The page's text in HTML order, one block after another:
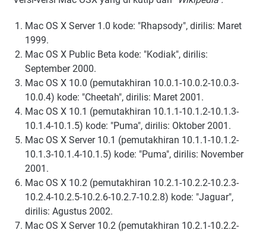
Mac OS X Server 1.0 kode: "Rhapsody", dirilis: Maret
1999.
Mac OS X Public Beta kode: "Kodiak", dirilis:
September 2000.
Mac OS X 10.0 (pemutakhiran 10.0.1-10.0.2-10.0.3-
10.0.4) kode: "Cheetah", dirilis: Maret 2001.
Mac OS X 10.1 (pemutakhiran 10.1.1-10.1.2-10.1.3-
10.1.4-10.1.5) kode: "Puma", dirilis: Oktober 2001.
Mac OS X Server 10.1 (pemutakhiran 10.1.1-10.1.2-
10.1.3-10.1.4-10.1.5) kode: "Puma", dirilis: November
2001.
Mac OS X 10.2 (pemutakhiran 10.2.1-10.2.2-10.2.3-
10.2.4-10.2.5-10.2.6-10.2.7-10.2.8) kode: "Jaguar",
dirilis: Agustus 2002.
Mac OS X Server 10.2 (pemutakhiran 10.2.1-10.2.2-